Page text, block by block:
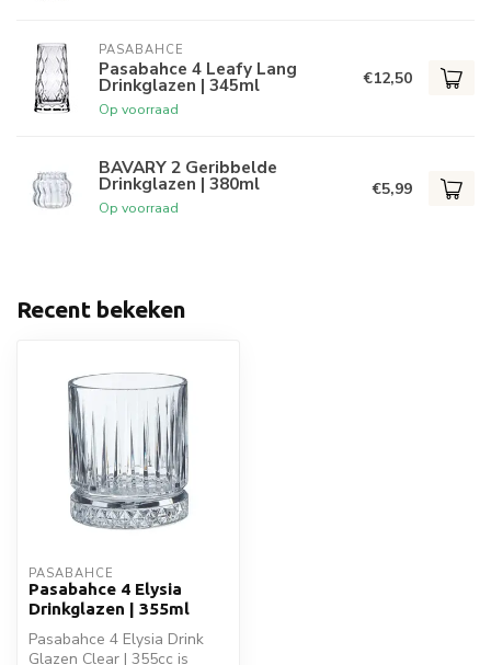
PASABAHCE
Pasabahce 4 Leafy Lang
Drinkglazen | 345ml
Op voorraad
€12,50
BAVARY 2 Geribbelde
Drinkglazen | 380ml
Op voorraad
€5,99
Recent bekeken
PASABAHCE
Pasabahce 4 Elysia
Drinkglazen | 355ml
Pasabahce 4 Elysia Drink
Glazen Clear | 355cc is